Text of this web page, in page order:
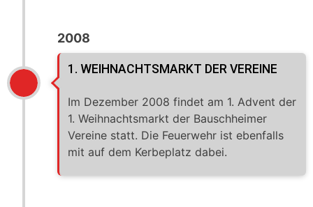
2008
1. WEIHNACHTSMARKT DER VEREINE
Im Dezember 2008 findet am 1. Advent der
1. Weihnachtsmarkt der Bauschheimer
Vereine statt. Die Feuerwehr ist ebenfalls
mit auf dem Kerbeplatz dabei.